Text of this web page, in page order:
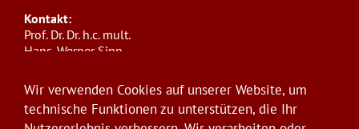
Kontakt:
Prof. Dr. Dr. h.c. mult.
Hans-Werner Sinn,
ifo Institut
Poschingerstr. 5, 81679 München
Telefon: +49(0)89/9224-1276
Wir verwenden Cookies auf unserer Website, um
technische Funktionen zu unterstützen, die Ihr